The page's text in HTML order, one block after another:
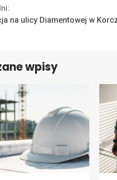
na ulicy Diamentowej w
wpisy